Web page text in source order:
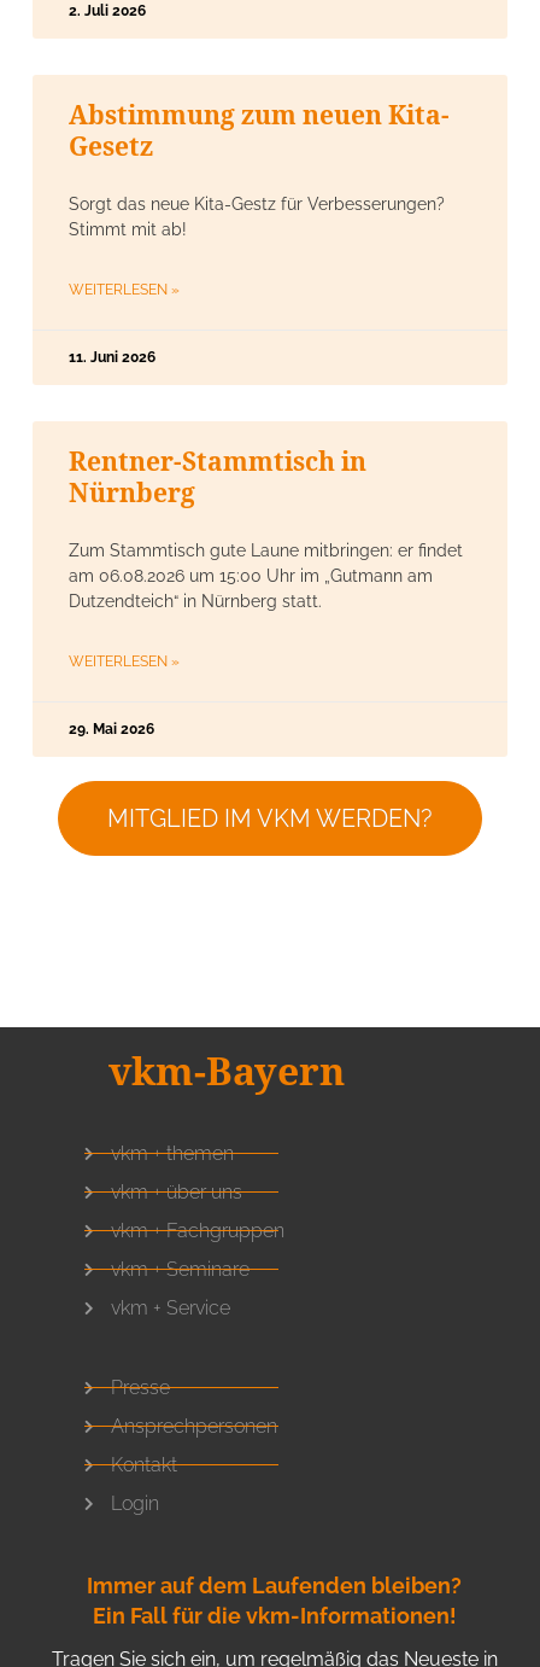
2. Juli 2026
Abstimmung zum neuen Kita-
Gesetz
Sorgt das neue Kita-Gestz für Verbesserungen?
Stimmt mit ab!
WEITERLESEN »
11. Juni 2026
Rentner-Stammtisch in
Nürnberg
Zum Stammtisch gute Laune mitbringen: er findet
am 06.08.2026 um 15:00 Uhr im „Gutmann am
Dutzendteich“ in Nürnberg statt.
WEITERLESEN »
29. Mai 2026
MITGLIED IM VKM WERDEN?
vkm-Bayern
vkm + themen
vkm + über uns
vkm + Fachgruppen
vkm + Seminare
vkm + Service
Presse
Ansprechpersonen
Kontakt
Login
Immer auf dem Laufenden bleiben?
Ein Fall für die vkm-Informationen!
Tragen Sie sich ein, um regelmäßig das Neueste in